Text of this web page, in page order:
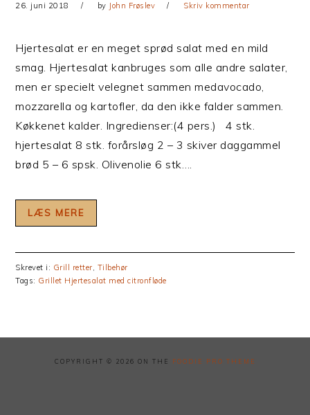
26. juni 2018 by John Frøslev Skriv kommentar
Hjertesalat er en meget sprød salat med en mild
smag. Hjertesalat kanbruges som alle andre salater,
men er specielt velegnet sammen medavocado,
mozzarella og kartofler, da den ikke falder sammen.
Køkkenet kalder. Ingredienser:(4 pers.) 4 stk.
hjertesalat 8 stk. forårsløg 2 – 3 skiver daggammel
brød 5 – 6 spsk. Olivenolie 6 stk….
LÆS MERE
Skrevet i: Grill retter, Tilbehør
Tags: Grillet Hjertesalat med citronfløde
COPYRIGHT © 2026 ON THE FOODIE PRO THEME